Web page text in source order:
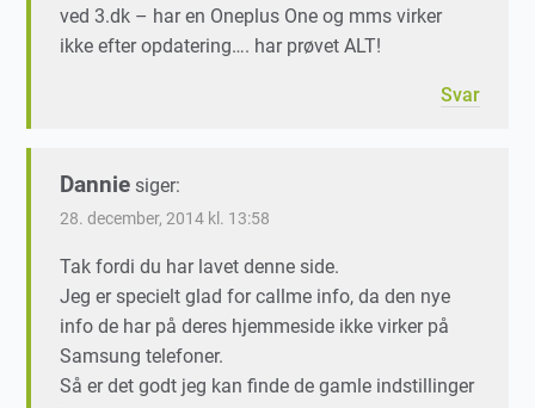
ved 3.dk – har en Oneplus One og mms virker
ikke efter opdatering…. har prøvet ALT!
Svar
Dannie siger:
28. december, 2014 kl. 13:58
Tak fordi du har lavet denne side.
Jeg er specielt glad for callme info, da den nye
info de har på deres hjemmeside ikke virker på
Samsung telefoner.
Så er det godt jeg kan finde de gamle indstillinger